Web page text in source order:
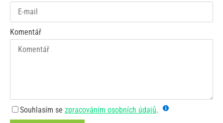
Komentář
Souhlasím se zpracováním osobních údajů.